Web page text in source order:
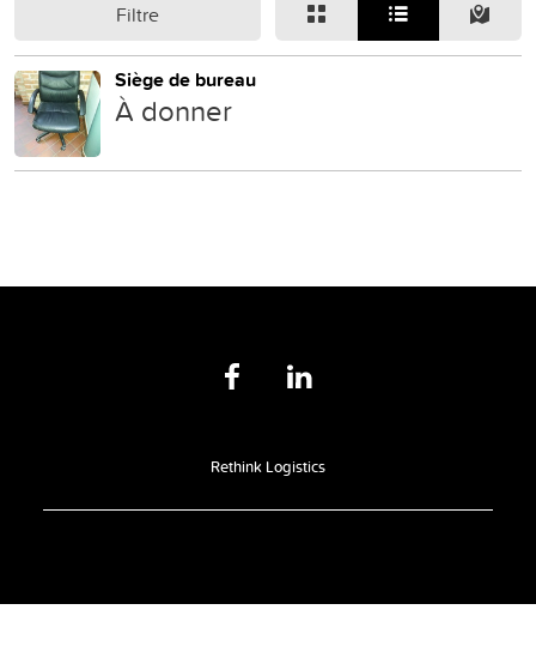
Filtre
Siège de bureau
À donner
Rethink Logistics